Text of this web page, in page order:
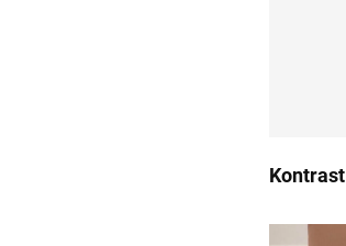
Kontrast